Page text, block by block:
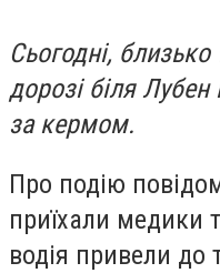
Сьогодні,
дорозі біля Лубен
за кермом.
Про подію
приїхали медики
водія привели до